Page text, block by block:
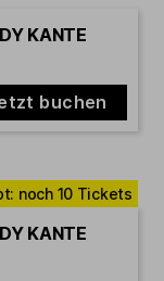
KANTE
buchen
KANTE